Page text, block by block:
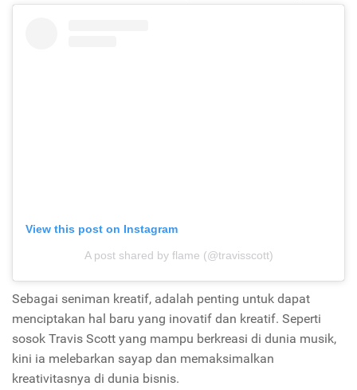
View this post on Instagram
A post shared by flame (@travisscott)
Sebagai seniman kreatif, adalah penting untuk dapat
menciptakan hal baru yang inovatif dan kreatif. Seperti
sosok Travis Scott yang mampu berkreasi di dunia musik,
kini ia melebarkan sayap dan memaksimalkan
kreativitasnya di dunia bisnis.